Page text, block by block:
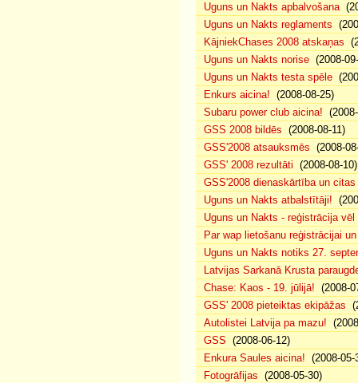
Uguns un Nakts apbalvošana
Uguns un Nakts reglaments
KājniekChases 2008 atskaņas
Uguns un Nakts norise (2008-
Uguns un Nakts testa spēle
Enkurs aicina! (2008-08-25)
Subaru power club aicina!
GSS 2008 bildēs (2008-08-11)
GSS'2008 atsauksmēs (2008-
GSS' 2008 rezultāti (2008-08-10)
GSS'2008 dienaskārtība un
Uguns un Nakts atbalstītāji!
Uguns un Nakts - reģistrācija
Par wap lietošanu reģistrācijai
Uguns un Nakts notiks 27.
Latvijas Sarkanā Krusta
Chase: Kaos - 19. jūlijā! (2008-
GSS' 2008 pieteiktas ekipāžas
Autolistei Latvija pa mazu!
GSS (2008-06-12)
Enkura Saules aicina! (2008-05-
Fotogrāfijas (2008-05-30)